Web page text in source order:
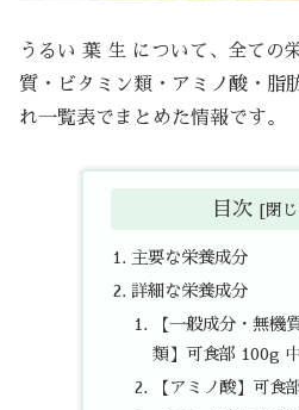
うるい 葉 生 について、全ての
質・ビタミン類・アミノ酸・脂
れ一覧表でまとめた情報です。
目次
主要な栄養成分
詳細な栄養成分
【一般成分・無機
類】可食部 100g
【アミノ酸】可食